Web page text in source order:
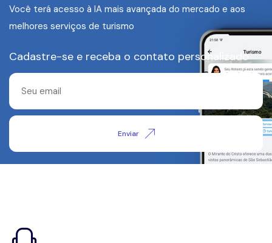
Você terá acesso à IA mais avançada do mercado e aos
melhores serviços de turismo
Cadastre-se e receba o contato personalizado
Enviar